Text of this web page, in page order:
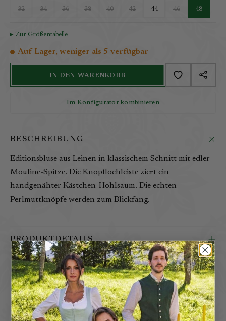
32 34 36 38 40 42 44 46 48
▸ Zur Größentabelle
Auf Lager, weniger als 5 verfügbar
IN DEN WARENKORB
Im Konfigurator kombinieren
BESCHREIBUNG
Editionsbluse aus Leinen in klassischem Schnitt mit edler
Mouline-Spitze. Die Knopflochleiste ziert ein
handgenähter Kästchen-Hohlsaum. Die echten
Perlmuttknöpfe werden zum Blickfang.
PRODUKTDETAILS